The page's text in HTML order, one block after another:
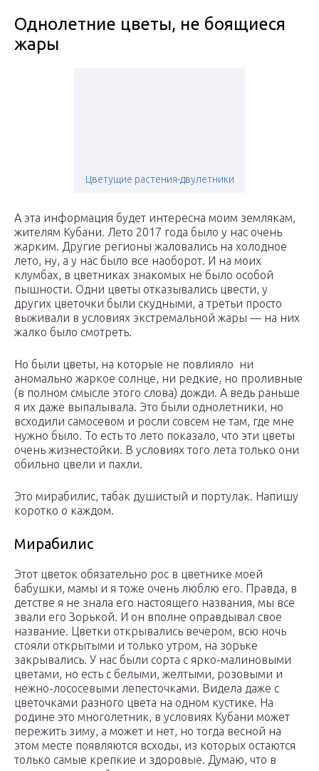
Однолетние цветы, не боящиеся
жары
Цветущие растения-двулетники
А эта информация будет интересна моим землякам,
жителям Кубани. Лето 2017 года было у нас очень
жарким. Другие регионы жаловались на холодное
лето, ну, а у нас было все наоборот. И на моих
клумбах, в цветниках знакомых не было особой
пышности. Одни цветы отказывались цвести, у
других цветочки были скудными, а третьи просто
выживали в условиях экстремальной жары — на них
жалко было смотреть.
Но были цветы, на которые не повлияло ни
аномально жаркое солнце, ни редкие, но проливные
(в полном смысле этого слова) дожди. А ведь раньше
я их даже выпалывала. Это были однолетники, но
всходили самосевом и росли совсем не там, где мне
нужно было. То есть то лето показало, что эти цветы
очень жизнестойки. В условиях того лета только они
обильно цвели и пахли.
Это мирабилис, табак душистый и портулак. Напишу
коротко о каждом.
Мирабилис
Этот цветок обязательно рос в цветнике моей
бабушки, мамы и я тоже очень люблю его. Правда, в
детстве я не знала его настоящего названия, мы все
звали его Зорькой. И он вполне оправдывал свое
название. Цветки открывались вечером, всю ночь
стояли открытыми и только утром, на зорьке
закрывались. У нас были сорта с ярко-малиновыми
цветами, но есть с белыми, желтыми, розовыми и
нежно-лососевыми лепесточками. Видела даже с
цветочками разного цвета на одном кустике. На
родине это многолетник, в условиях Кубани может
пережить зиму, а может и нет, но тогда весной на
этом месте появляются всходы, из которых остаются
только самые крепкие и здоровые. Думаю, что в